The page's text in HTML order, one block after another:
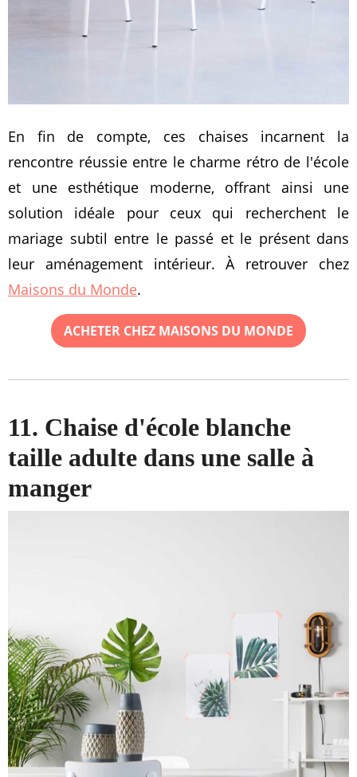
En fin de compte, ces chaises incarnent la
rencontre réussie entre le charme rétro de l'école
et une esthétique moderne, offrant ainsi une
solution idéale pour ceux qui recherchent le
mariage subtil entre le passé et le présent dans
leur aménagement intérieur. À retrouver chez
Maisons du Monde.
ACHETER CHEZ MAISONS DU MONDE
11. Chaise d'école blanche
taille adulte dans une salle à
manger